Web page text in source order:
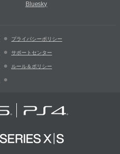
Bluesky
プライバシーポリシー
サポートセンター
ルール＆ポリシー